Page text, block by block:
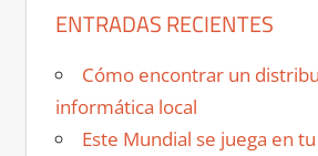
ENTRADAS RECIENTES
Cómo encontrar un
informática local
Este Mundial se juega en